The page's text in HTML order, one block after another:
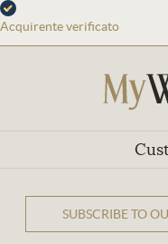
Acquirente verificato
SUBSCRIBE TO